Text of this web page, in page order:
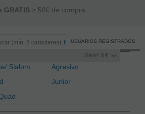
GRATIS > 50€ de compra
Registro/Iniciar sesión
Saldo: 0 €
USUARIOS REGISTRADOS
Slalom
Agresivo
Junior